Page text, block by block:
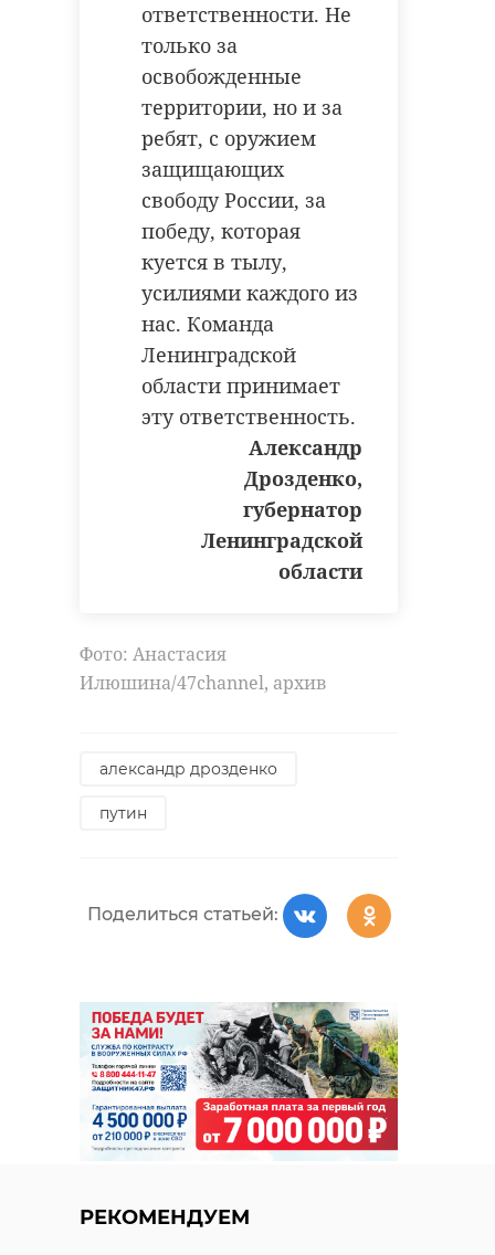
ответственности. Не
только за
освобожденные
территории, но и за
ребят, с оружием
защищающих
свободу России, за
победу, которая
куется в тылу,
усилиями каждого из
нас. Команда
Ленинградской
области принимает
эту ответственность.
Александр
Дрозденко,
губернатор
Ленинградской
области
Фото: Анастасия
Илюшина/47channel, архив
александр дрозденко
путин
Поделиться статьей:
РЕКОМЕНДУЕМ